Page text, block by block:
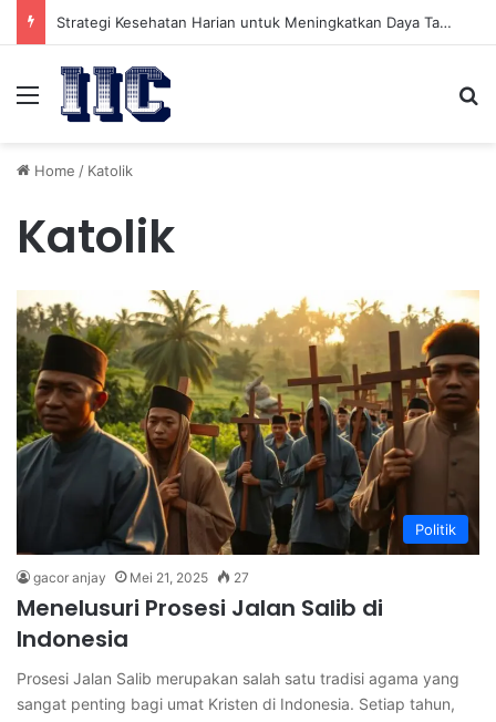
Strategi Kesehatan Harian untuk Meningkatkan Daya Tahan Tubuh dalam Beraktivitas
Menu
Home / Katolik
Katolik
Politik
gacor anjay Mei 21, 2025 27
Menelusuri Prosesi Jalan Salib di
Indonesia
Prosesi Jalan Salib merupakan salah satu tradisi agama yang
sangat penting bagi umat Kristen di Indonesia. Setiap tahun,